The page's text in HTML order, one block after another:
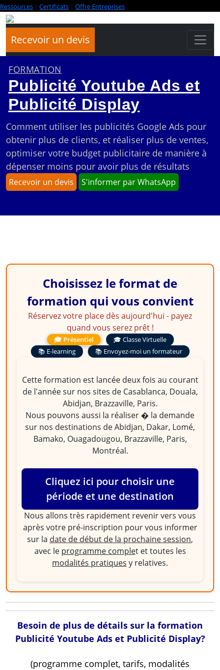
Ressources | Certificats | Offre Entreprises
Recevoir un devis
FORMATION
Publicité Youtube Ads et
Publicité Display
Comment utiliser les publicités Google Ads pour
obtenir plus de clients, et réaliser plus de ventes,
optimiser votre budget publicitaire de manière à
dépenser moins pour avoir plus de résultats
Recevoir un devis S'informer par WhatsApp
Choisissez le format de
formation qui vous convient
Réservez votre place dès aujourd'hui - payez
quand vous serez prêt !
🎓 Présentiel
🎓 Classe Virtuelle
📚 E-learning
📚 Envoyez-moi un formateur
Cette formation est lancée deux fois au courant
de l'année sur nos sites de Casablanca, Douala,
Abidjan, Brazzaville, Paris.
Nous pouvons aussi la réaliser � la demande
sur nos destinations de Abidjan, Dakar, Lomé,
Bamako, Ouagadougou, Brazzaville, Paris,
Montréal.
Cliquez ici pour choisir une
période et une destination
Nous allons très rapidement revenir vers vous
après votre pré-inscription pour vous informer
sur la date de début de la prochaine session,
avec le programme complet et toutes les
modalités pratiques y relatives.
Besoin de plus de détails sur la formation
Publicité Youtube Ads et Publicité Display?
(programme complet, tarifs, modalités